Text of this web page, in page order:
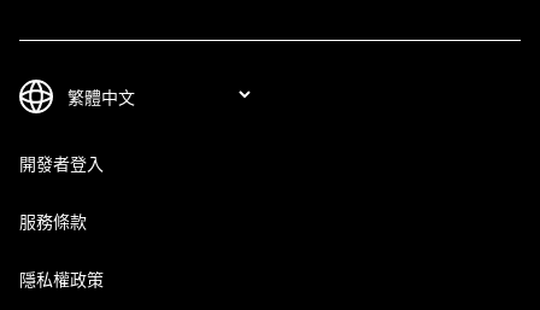
開發者登入
服務條款
隱私權政策